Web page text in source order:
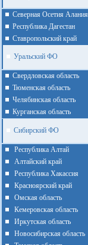
Северная Осетия Алания
Республика Дагестан
Ставропольский край
Уральский ФО
Cвердловская область
Тюменская область
Челябинская область
Курганская область
Сибирский ФО
Республика Алтай
Алтайcкий край
Республика Хакассия
Красноярский край
Омская область
Кемеровская область
Иркутская область
Новосибирская область